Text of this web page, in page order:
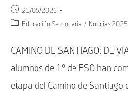
Publicación
de
21/05/2026
Categoría
entrada:
Educación Secundaria / Noticias
CAMINO DE SANTIAGO: DE
alumnos de 1º de ESO han
etapa del Camino de Santiago